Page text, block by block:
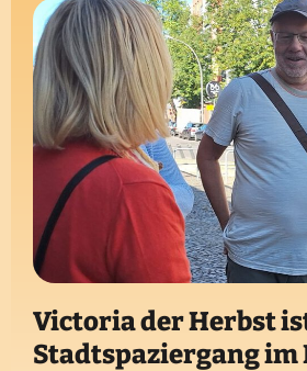
Victoria der Herbst
Stadtspaziergang im